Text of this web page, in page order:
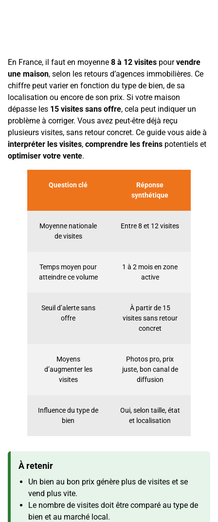
En France, il faut en moyenne 8 à 12 visites pourvendre
une maison, selon les retours d’agences immobilières. Ce
chiffre peut varier en fonction du type de bien, de sa
localisation ou encore de son prix. Si votre maison
dépasse les 15 visites sans offre, cela peut indiquer un
problème à corriger. Vous avez peut-être déjà reçu
plusieurs visites, sans retour concret. Ce guide vous aide à
interpréter les visites, comprendre les freins potentiels et
optimiser votre vente.
Question clé
Réponse
synthétique
Moyenne nationale
de visites
Entre 8 et 12 visites
Temps moyen pour
atteindre ce volume
1 à 2 mois en zone
active
Seuil d’alerte sans
offre
À partir de 15
visites sans retour
concret
Moyens
d’augmenter les
visites
Photos pro, prix
juste, bon canal de
diffusion
Influence du type de
bien
Oui, selon taille, état
et localisation
À retenir
Un bien au bon prix génère plus de visites et se
vend plus vite.
Le nombre de visites doit être comparé au type de
bien et au marché local.